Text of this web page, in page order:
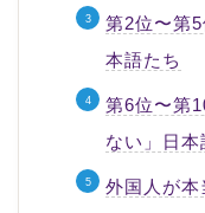
第2位〜第
本語たち
第6位〜第
ない」日本
外国人が本